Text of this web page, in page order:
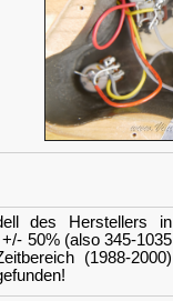
des Herstellers in
50% (also 345-1035
(1988-2000)